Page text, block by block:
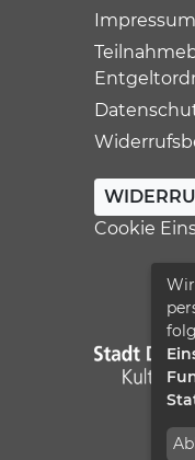
Impressum
Cookie